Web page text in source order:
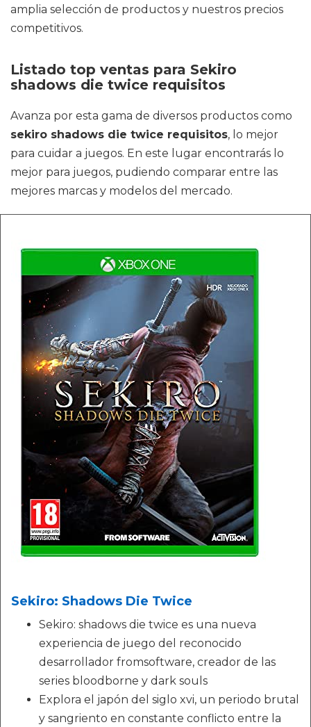
amplia selección de productos y nuestros precios
competitivos.
Listado top ventas para Sekiro
shadows die twice requisitos
Avanza por esta gama de diversos productos como
sekiro shadows die twice requisitos, lo mejor
para cuidar a juegos. En este lugar encontrarás lo
mejor para juegos, pudiendo comparar entre las
mejores marcas y modelos del mercado.
Sekiro: Shadows Die Twice
Sekiro: shadows die twice es una nueva
experiencia de juego del reconocido
desarrollador fromsoftware, creador de las
series bloodborne y dark souls
Explora el japón del siglo xvi, un periodo brutal
y sangriento en constante conflicto entre la